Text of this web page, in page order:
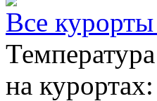
Все
на курортах: